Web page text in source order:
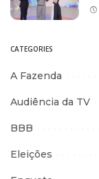
CATEGORIES
A Fazenda
Audiência da TV
BBB
Eleições